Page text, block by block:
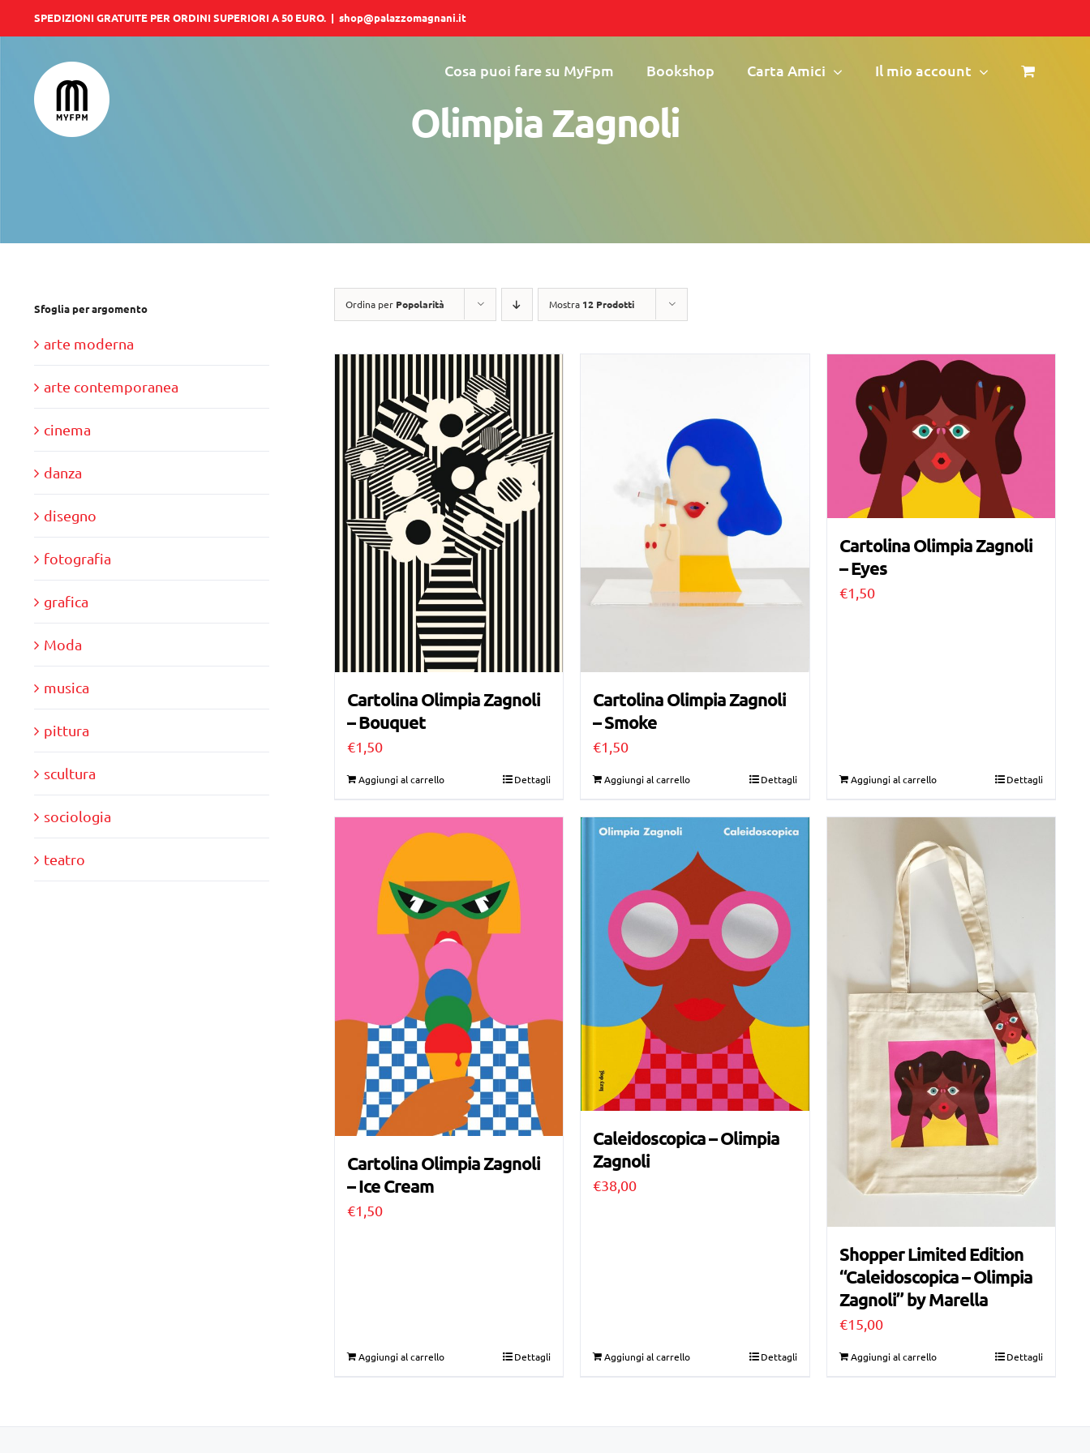
al
contenuto
SPEDIZIONI GRATUITE PER ORDINI SUPERIORI A 50 EURO. | shop@palazzomagnani.it
Cosa puoi fare su MyFpm Bookshop Carta Amici Il mio account
Olimpia Zagnoli
Ordina per Popolarità Mostra 12 Prodotti
Cartolina Olimpia Zagnoli
– Bouquet
€1,50
Aggiungi al carrello Dettagli
Cartolina Olimpia Zagnoli
– Smoke
€1,50
Aggiungi al carrello Dettagli
Cartolina Olimpia Zagnoli
– Eyes
€1,50
Aggiungi al carrello Dettagli
Cartolina Olimpia Zagnoli
– Ice Cream
€1,50
Aggiungi al carrello Dettagli
Caleidoscopica – Olimpia
Zagnoli
€38,00
Aggiungi al carrello Dettagli
Shopper Limited Edition
“Caleidoscopica – Olimpia
Zagnoli” by Marella
€15,00
Aggiungi al carrello Dettagli
Sfoglia per argomento
arte moderna
arte contemporanea
cinema
danza
disegno
fotografia
grafica
Moda
musica
pittura
scultura
sociologia
teatro